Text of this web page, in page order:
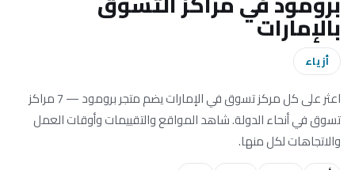
بالإمارات
أزياء
اعثر على كل مركز تسوق في الإمارات يضم متجر برومود — 7 مراكز
تسوق في أنحاء الدولة. شاهد المواقع والتقييمات وأوقات العمل
والاتجاهات لكل منها.